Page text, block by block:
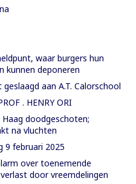
waar burgers hun
kunnen deponeren
aan A.T. Calorschool
. HENRY ORI
doodgeschoten;
na vluchten
9 februari 2025
over toenemende
door vreemdelingen